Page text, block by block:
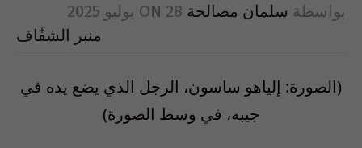
بواسطة سلمان مصالحة ON 28 يوليو 2025
منبر الشفّاف
(الصورة: إلياهو ساسون، الرجل الذي يضع يده في
جيبه، في وسط الصورة)